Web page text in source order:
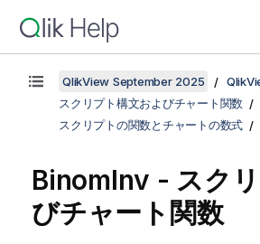
QlikView September 2025
スクリプト構文およびチャート関数
スクリプトの関数とチャートの数式
BinomInv - スク
びチャート関数